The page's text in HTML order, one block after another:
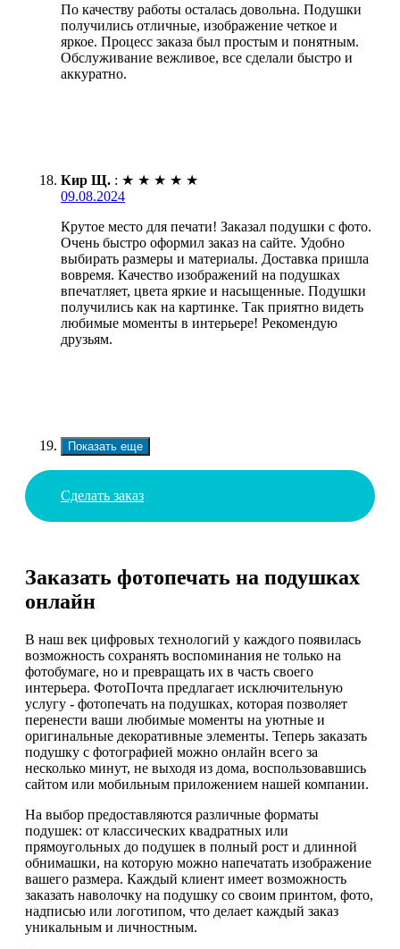
По качеству работы осталась довольна. Подушки
получились отличные, изображение четкое и
яркое. Процесс заказа был простым и понятным.
Обслуживание вежливое, все сделали быстро и
аккуратно.
Кир Щ. : ★ ★ ★ ★ ★
09.08.2024
Крутое место для печати! Заказал подушки с фото.
Очень быстро оформил заказ на сайте. Удобно
выбирать размеры и материалы. Доставка пришла
вовремя. Качество изображений на подушках
впечатляет, цвета яркие и насыщенные. Подушки
получились как на картинке. Так приятно видеть
любимые моменты в интерьере! Рекомендую
друзьям.
Показать еще
Сделать заказ
Заказать фотопечать на подушках
онлайн
В наш век цифровых технологий у каждого появилась
возможность сохранять воспоминания не только на
фотобумаге, но и превращать их в часть своего
интерьера. ФотоПочта предлагает исключительную
услугу - фотопечать на подушках, которая позволяет
перенести ваши любимые моменты на уютные и
оригинальные декоративные элементы. Теперь заказать
подушку с фотографией можно онлайн всего за
несколько минут, не выходя из дома, воспользовавшись
сайтом или мобильным приложением нашей компании.
На выбор предоставляются различные форматы
подушек: от классических квадратных или
прямоугольных до подушек в полный рост и длинной
обнимашки, на которую можно напечатать изображение
вашего размера. Каждый клиент имеет возможность
заказать наволочку на подушку со своим принтом, фото,
надписью или логотипом, что делает каждый заказ
уникальным и личностным.